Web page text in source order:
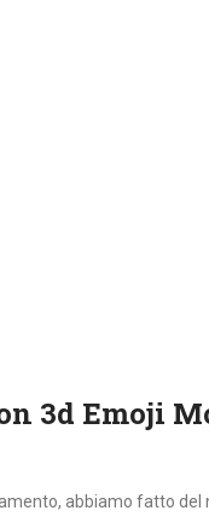
3d Emoji
abbiamo fatto del